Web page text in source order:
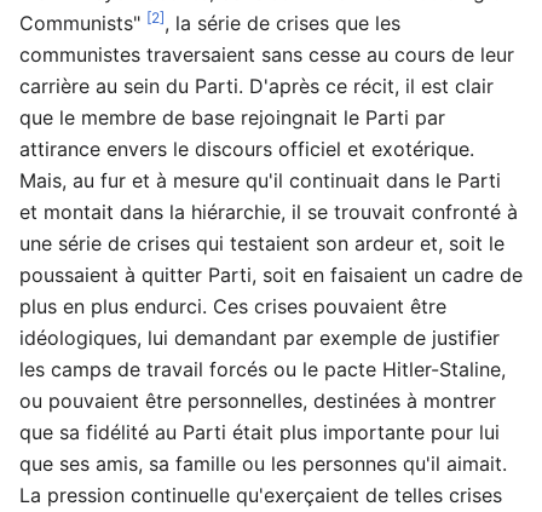
Communists" [2], la série de crises que les
communistes traversaient sans cesse au cours de leur
carrière au sein du Parti. D'après ce récit, il est clair
que le membre de base rejoingnait le Parti par
attirance envers le discours officiel et exotérique.
Mais, au fur et à mesure qu'il continuait dans le Parti
et montait dans la hiérarchie, il se trouvait confronté à
une série de crises qui testaient son ardeur et, soit le
poussaient à quitter Parti, soit en faisaient un cadre de
plus en plus endurci. Ces crises pouvaient être
idéologiques, lui demandant par exemple de justifier
les camps de travail forcés ou le pacte Hitler-Staline,
ou pouvaient être personnelles, destinées à montrer
que sa fidélité au Parti était plus importante pour lui
que ses amis, sa famille ou les personnes qu'il aimait.
La pression continuelle qu'exerçaient de telles crises